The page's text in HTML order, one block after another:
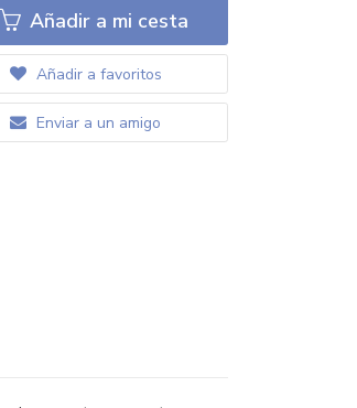
Añadir a mi cesta
Añadir a favoritos
Enviar a un amigo